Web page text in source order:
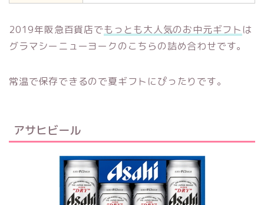
2019年阪急百貨店でもっとも大人気のお中元ギフト は
グラマシーニューヨークのこちらの詰め合わせです。
常温で保存できるので夏ギフトにぴったりです。
アサヒビール